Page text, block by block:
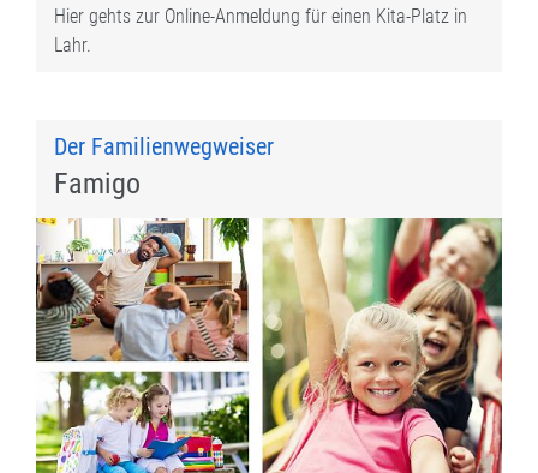
Hier gehts zur Online-Anmeldung für einen Kita-Platz in
Lahr.
Der Familienwegweiser
Famigo